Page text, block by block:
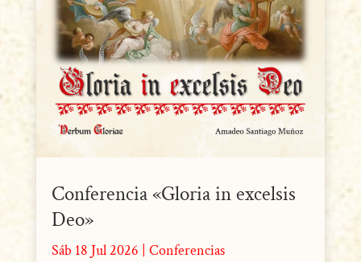
Conferencia «Gloria in excelsis
Deo»
Sáb 18 Jul 2026
Conferencias